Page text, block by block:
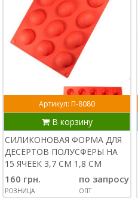
Артикул: П-8080
В корзину
СИЛИКОНОВАЯ ФОРМА ДЛЯ
ДЕСЕРТОВ ПОЛУСФЕРЫ НА
15 ЯЧЕЕК 3,7 СМ 1,8 СМ
160 грн.
РОЗНИЦА
по запросу
ОПТ